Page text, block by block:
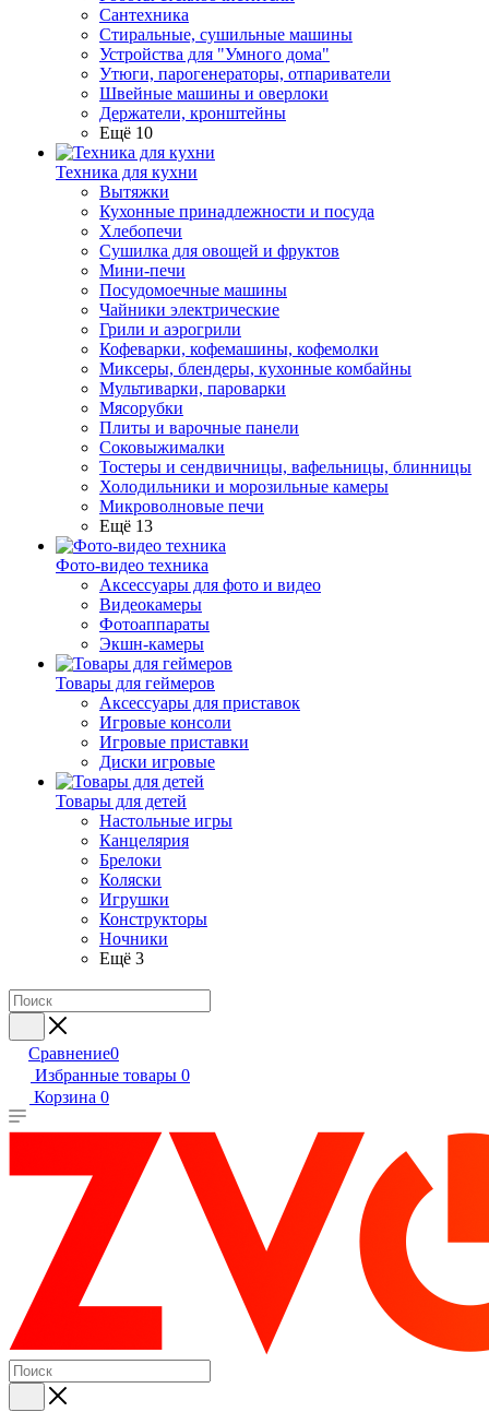
Сантехника
Стиральные, сушильные машины
Устройства для "Умного дома"
Утюги, парогенераторы, отпариватели
Швейные машины и оверлоки
Держатели, кронштейны
Ещё 10
Техника для кухни
Вытяжки
Кухонные принадлежности и посуда
Хлебопечи
Сушилка для овощей и фруктов
Мини-печи
Посудомоечные машины
Чайники электрические
Грили и аэрогрили
Кофеварки, кофемашины, кофемолки
Миксеры, блендеры, кухонные комбайны
Мультиварки, пароварки
Мясорубки
Плиты и варочные панели
Соковыжималки
Тостеры и сендвичницы, вафельницы, блинницы
Холодильники и морозильные камеры
Микроволновые печи
Ещё 13
Фото-видео техника
Аксессуары для фото и видео
Видеокамеры
Фотоаппараты
Экшн-камеры
Товары для геймеров
Аксессуары для приставок
Игровые консоли
Игровые приставки
Диски игровые
Товары для детей
Настольные игры
Канцелярия
Брелоки
Коляски
Игрушки
Конструкторы
Ночники
Ещё 3
Сравнение0
Избранные товары 0
Корзина 0